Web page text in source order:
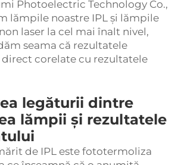
Photoelectric Technology Co.,
lămpile noastre IPL și lămpile
laser la cel mai înalt nivel,
seama că rezultatele
direct corelate cu rezultatele
legăturii dintre
lămpii și rezultatele
de IPL este fototermoliza